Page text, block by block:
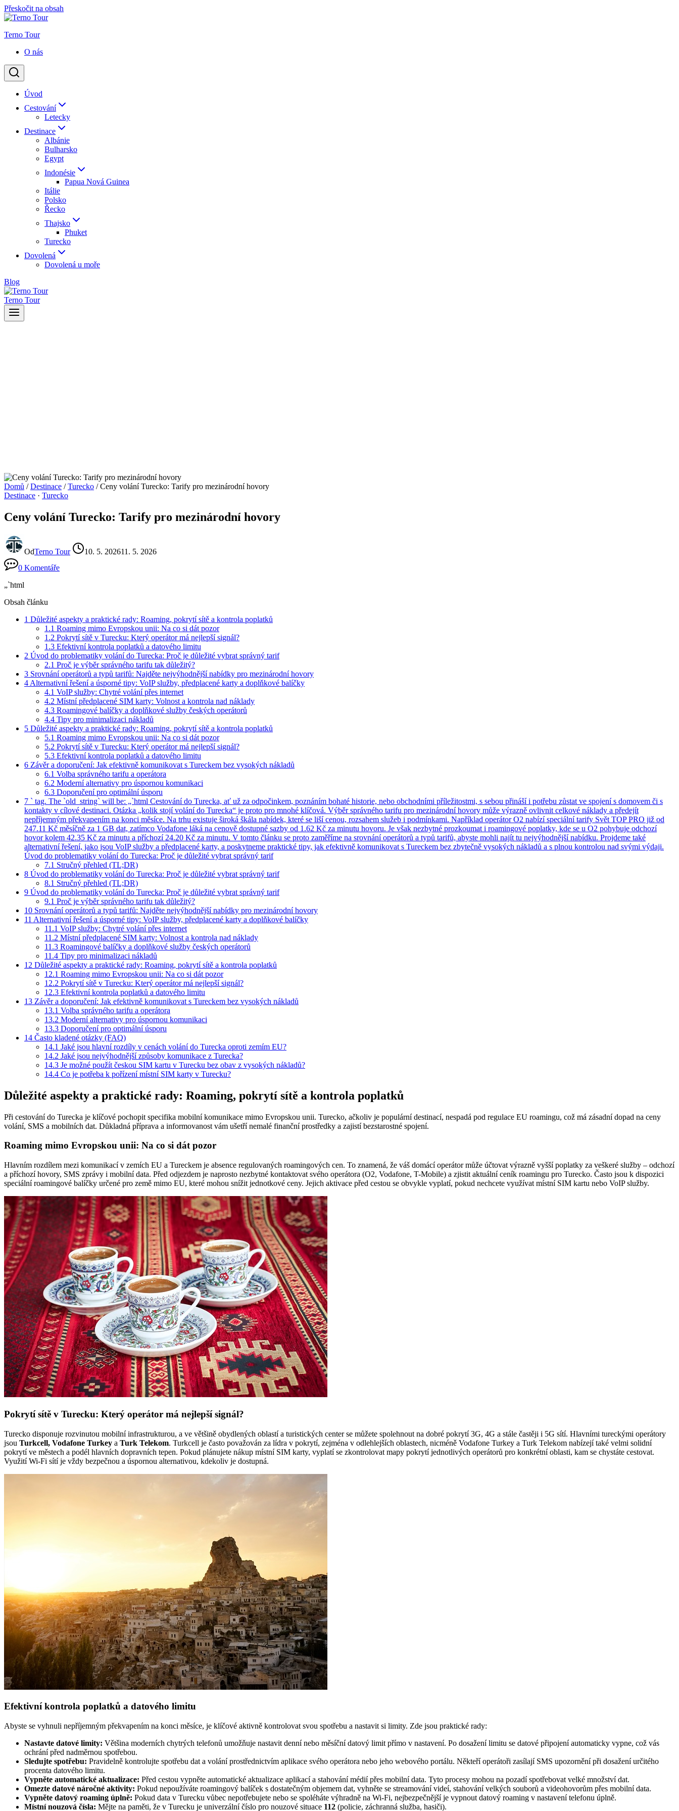
Přeskočit na obsah
Terno Tour
O nás
Úvod
Cestování
Letecky
Destinace
Albánie
Bulharsko
Egypt
Indonésie
Papua Nová Guinea
Itálie
Polsko
Řecko
Thajsko
Phuket
Turecko
Dovolená
Dovolená u moře
Blog
Terno Tour
Domů / Destinace / Turecko / Ceny volání Turecko: Tarify pro mezinárodní hovory
Destinace · Turecko
Ceny volání Turecko: Tarify pro mezinárodní hovory
OdTerno Tour 10. 5. 202611. 5. 2026
0 Komentáře
„`html
Obsah článku
1 Důležité aspekty a praktické rady: Roaming, pokrytí sítě a kontrola poplatků
1.1 Roaming mimo Evropskou unii: Na co si dát pozor
1.2 Pokrytí sítě v Turecku: Který operátor má nejlepší signál?
1.3 Efektivní kontrola poplatků a datového limitu
2 Úvod do problematiky volání do Turecka: Proč je důležité vybrat správný tarif
2.1 Proč je výběr správného tarifu tak důležitý?
3 Srovnání operátorů a typů tarifů: Najděte nejvýhodnější nabídky pro mezinárodní hovory
4 Alternativní řešení a úsporné tipy: VoIP služby, předplacené karty a doplňkové balíčky
4.1 VoIP služby: Chytré volání přes internet
4.2 Místní předplacené SIM karty: Volnost a kontrola nad náklady
4.3 Roamingové balíčky a doplňkové služby českých operátorů
4.4 Tipy pro minimalizaci nákladů
5 Důležité aspekty a praktické rady: Roaming, pokrytí sítě a kontrola poplatků
5.1 Roaming mimo Evropskou unii: Na co si dát pozor
5.2 Pokrytí sítě v Turecku: Který operátor má nejlepší signál?
5.3 Efektivní kontrola poplatků a datového limitu
6 Závěr a doporučení: Jak efektivně komunikovat s Tureckem bez vysokých nákladů
6.1 Volba správného tarifu a operátora
6.2 Moderní alternativy pro úspornou komunikaci
6.3 Doporučení pro optimální úsporu
7 ` tag. The `old_string` will be: „`html Cestování do Turecka, ať už za odpočinkem, poznáním bohaté historie, nebo obchodními příležitostmi, s sebou přináší i potřebu zůstat ve spojení s domovem či s
kontakty v cílové destinaci. Otázka „kolik stojí volání do Turecka“ je proto pro mnohé klíčová. Výběr správného tarifu pro mezinárodní hovory může výrazně ovlivnit celkové náklady a předejít
nepříjemným překvapením na konci měsíce. Na trhu existuje široká škála nabídek, které se liší cenou, rozsahem služeb i podmínkami. Například operátor O2 nabízí speciální tarify Svět TOP PRO již od
247.11 Kč měsíčně za 1 GB dat, zatímco Vodafone láká na cenově dostupné sazby od 1.62 Kč za minutu hovoru. Je však nezbytné prozkoumat i roamingové poplatky, kde se u O2 pohybuje odchozí
hovor kolem 42.35 Kč za minutu a příchozí 24.20 Kč za minutu. V tomto článku se proto zaměříme na srovnání operátorů a typů tarifů, abyste mohli najít tu nejvýhodnější nabídku. Projdeme také
alternativní řešení, jako jsou VoIP služby a předplacené karty, a poskytneme praktické tipy, jak efektivně komunikovat s Tureckem bez zbytečně vysokých nákladů a s plnou kontrolou nad svými výdaji.
Úvod do problematiky volání do Turecka: Proč je důležité vybrat správný tarif
7.1 Stručný přehled (TL;DR)
8 Úvod do problematiky volání do Turecka: Proč je důležité vybrat správný tarif
8.1 Stručný přehled (TL;DR)
9 Úvod do problematiky volání do Turecka: Proč je důležité vybrat správný tarif
9.1 Proč je výběr správného tarifu tak důležitý?
10 Srovnání operátorů a typů tarifů: Najděte nejvýhodnější nabídky pro mezinárodní hovory
11 Alternativní řešení a úsporné tipy: VoIP služby, předplacené karty a doplňkové balíčky
11.1 VoIP služby: Chytré volání přes internet
11.2 Místní předplacené SIM karty: Volnost a kontrola nad náklady
11.3 Roamingové balíčky a doplňkové služby českých operátorů
11.4 Tipy pro minimalizaci nákladů
12 Důležité aspekty a praktické rady: Roaming, pokrytí sítě a kontrola poplatků
12.1 Roaming mimo Evropskou unii: Na co si dát pozor
12.2 Pokrytí sítě v Turecku: Který operátor má nejlepší signál?
12.3 Efektivní kontrola poplatků a datového limitu
13 Závěr a doporučení: Jak efektivně komunikovat s Tureckem bez vysokých nákladů
13.1 Volba správného tarifu a operátora
13.2 Moderní alternativy pro úspornou komunikaci
13.3 Doporučení pro optimální úsporu
14 Často kladené otázky (FAQ)
14.1 Jaké jsou hlavní rozdíly v cenách volání do Turecka oproti zemím EU?
14.2 Jaké jsou nejvýhodnější způsoby komunikace z Turecka?
14.3 Je možné použít českou SIM kartu v Turecku bez obav z vysokých nákladů?
14.4 Co je potřeba k pořízení místní SIM karty v Turecku?
Důležité aspekty a praktické rady: Roaming, pokrytí sítě a kontrola poplatků
Při cestování do Turecka je klíčové pochopit specifika mobilní komunikace mimo Evropskou unii. Turecko, ačkoliv je populární destinací, nespadá pod regulace EU roamingu, což má zásadní dopad na ceny
volání, SMS a mobilních dat. Důkladná příprava a informovanost vám ušetří nemalé finanční prostředky a zajistí bezstarostné spojení.
Roaming mimo Evropskou unii: Na co si dát pozor
Hlavním rozdílem mezi komunikací v zemích EU a Tureckem je absence regulovaných roamingových cen. To znamená, že váš domácí operátor může účtovat výrazně vyšší poplatky za veškeré služby – odchozí
a příchozí hovory, SMS zprávy i mobilní data. Před odjezdem je naprosto nezbytné kontaktovat svého operátora (O2, Vodafone, T-Mobile) a zjistit aktuální ceník roamingu pro Turecko. Často jsou k dispozici
speciální roamingové balíčky určené pro země mimo EU, které mohou snížit jednotkové ceny. Jejich aktivace před cestou se obvykle vyplatí, pokud nechcete využívat místní SIM kartu nebo VoIP služby.
Pokrytí sítě v Turecku: Který operátor má nejlepší signál?
Turecko disponuje rozvinutou mobilní infrastrukturou, a ve většině obydlených oblastí a turistických center se můžete spolehnout na dobré pokrytí 3G, 4G a stále častěji i 5G sítí. Hlavními tureckými operátory
jsou Turkcell, Vodafone Turkey a Turk Telekom. Turkcell je často považován za lídra v pokrytí, zejména v odlehlejších oblastech, nicméně Vodafone Turkey a Turk Telekom nabízejí také velmi solidní
pokrytí ve městech a podél hlavních dopravních tepen. Pokud plánujete nákup místní SIM karty, vyplatí se zkontrolovat mapy pokrytí jednotlivých operátorů pro konkrétní oblasti, kam se chystáte cestovat.
Využití Wi-Fi sítí je vždy bezpečnou a úspornou alternativou, kdekoliv je dostupná.
Efektivní kontrola poplatků a datového limitu
Abyste se vyhnuli nepříjemným překvapením na konci měsíce, je klíčové aktivně kontrolovat svou spotřebu a nastavit si limity. Zde jsou praktické rady:
Nastavte datové limity: Většina moderních chytrých telefonů umožňuje nastavit denní nebo měsíční datový limit přímo v nastavení. Po dosažení limitu se datové připojení automaticky vypne, což vás
ochrání před nadměrnou spotřebou.
Sledujte spotřebu: Pravidelně kontrolujte spotřebu dat a volání prostřednictvím aplikace svého operátora nebo jeho webového portálu. Někteří operátoři zasílají SMS upozornění při dosažení určitého
procenta datového limitu.
Vypněte automatické aktualizace: Před cestou vypněte automatické aktualizace aplikací a stahování médií přes mobilní data. Tyto procesy mohou na pozadí spotřebovat velké množství dat.
Omezte datové náročné aktivity: Pokud nepoužíváte roamingový balíček s dostatečným objemem dat, vyhněte se streamování videí, stahování velkých souborů a videohovorům přes mobilní data.
Vypněte datový roaming úplně: Pokud data v Turecku vůbec nepotřebujete nebo se spoléháte výhradně na Wi-Fi, nejbezpečnější je vypnout datový roaming v nastavení telefonu úplně.
Místní nouzová čísla: Mějte na paměti, že v Turecku je univerzální číslo pro nouzové situace 112 (policie, záchranná služba, hasiči).